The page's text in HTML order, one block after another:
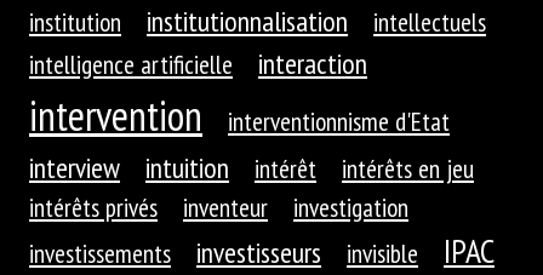
institution
institutionnalisation
intellectuels
intelligence artificielle
interaction
intervention interventionnisme d'Etat
interview intuition intérêt
intérêts en jeu
intérêts privés
inventeur
investigation
investissements
investisseurs invisible
IPAC